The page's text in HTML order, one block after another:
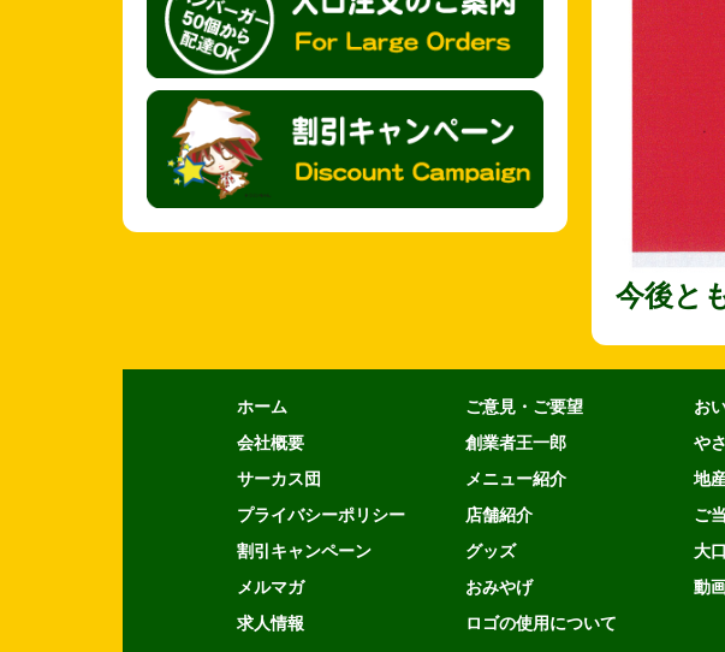
今後と
ホーム
会社概要
サーカス団
プライバシーポリシー
割引キャンペーン
メルマガ
求人情報
ご意見・ご要望
創業者王一郎
メニュー紹介
店舗紹介
グッズ
おみやげ
ロゴの使用について
お
や
地
ご
大
動